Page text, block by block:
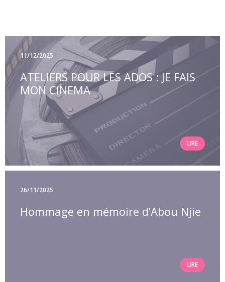
11/12/2025
ATELIERS POUR LES ADOS : JE FAIS
MON CINEMA
LIRE
26/11/2025
Hommage en mémoire d’Abou Njie
LIRE